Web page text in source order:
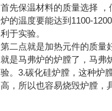
首先保温材料的质量选择
炉的温度要能达到1100-
利于实验。
第二点就是加热元件的质量
就是马弗炉的炉膛了，马弗
验。3.碳化硅炉膛，这种炉
高，所以也容易烧毁炉膛，